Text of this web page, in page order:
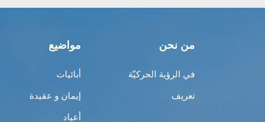
من نحن
في الرؤية الحركيّة
تعريف
مواضيع
أبائيات
إيمان و عقيدة
أعياد